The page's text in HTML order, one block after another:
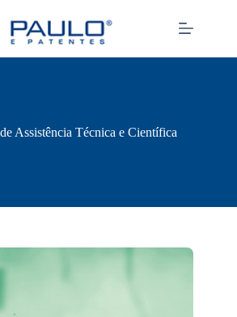
Assistência Técnica e Científica